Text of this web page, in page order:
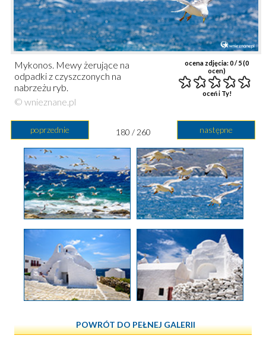
ocena zdjęcia:0/ 5 (0
ocen)
oceń i Ty!
Mykonos. Mewy żerujące na
odpadki z czyszczonych na
nabrzeżu ryb.
© wnieznane.pl
poprzednie następne
180 / 260
POWRÓT DO PEŁNEJ GALERII